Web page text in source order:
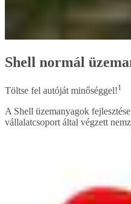
Shell normál
Töltse fel autóját minőséggel!1
A Shell üzemanyagok
vállalatcsoport által végzett